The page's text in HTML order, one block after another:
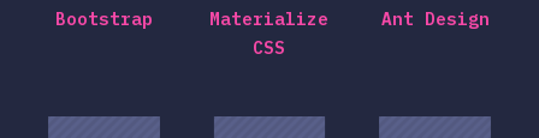
Bootstrap
Materialize
CSS
Ant Design